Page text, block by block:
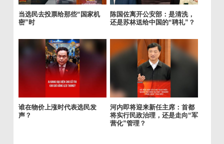
当选民去投票给那些“国家机
密”时
陈国佐离开公安部：是清洗，
还是苏林送给中国的“聘礼”？
谁在物价上涨时代表选民发
声？
河内即将迎来新任主席：首都
将实行民政治理，还是走向“军
营化”管理？